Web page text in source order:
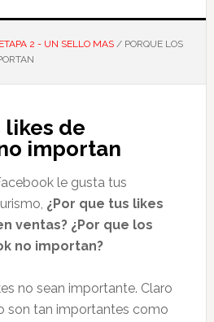
ETAPA 2 - UN SELLO MAS /PORQUE LOS
likes de
importan
le gusta tus
¿Por que tus likes
ventas? ¿Por que los
no importan?
no sean importante. Claro
son tan importantes como